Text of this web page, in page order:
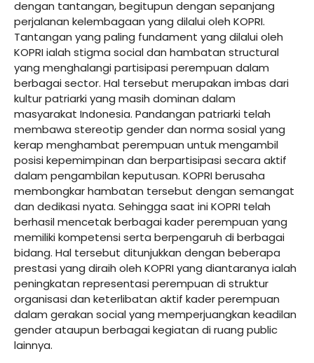
dengan tantangan, begitupun dengan sepanjang
perjalanan kelembagaan yang dilalui oleh KOPRI.
Tantangan yang paling fundament yang dilalui oleh
KOPRI ialah stigma social dan hambatan structural
yang menghalangi partisipasi perempuan dalam
berbagai sector. Hal tersebut merupakan imbas dari
kultur patriarki yang masih dominan dalam
masyarakat Indonesia. Pandangan patriarki telah
membawa stereotip gender dan norma sosial yang
kerap menghambat perempuan untuk mengambil
posisi kepemimpinan dan berpartisipasi secara aktif
dalam pengambilan keputusan. KOPRI berusaha
membongkar hambatan tersebut dengan semangat
dan dedikasi nyata. Sehingga saat ini KOPRI telah
berhasil mencetak berbagai kader perempuan yang
memiliki kompetensi serta berpengaruh di berbagai
bidang. Hal tersebut ditunjukkan dengan beberapa
prestasi yang diraih oleh KOPRI yang diantaranya ialah
peningkatan representasi perempuan di struktur
organisasi dan keterlibatan aktif kader perempuan
dalam gerakan social yang memperjuangkan keadilan
gender ataupun berbagai kegiatan di ruang public
lainnya.